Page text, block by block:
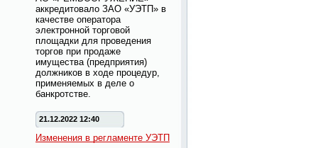
аккредитовало ЗАО «УЭТП» в
качестве оператора
электронной торговой
площадки для проведения
торгов при продаже
имущества (предприятия)
должников в ходе процедур,
применяемых в деле о
банкротстве.
21.12.2022 12:40
Изменения в регламенте УЭТП